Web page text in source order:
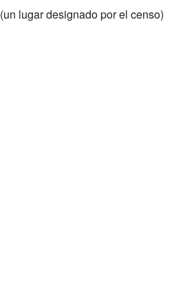
(un lugar designado por el censo)